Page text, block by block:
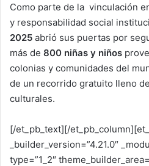
Como parte de la vinculación
y responsabilidad social
2025 abrió sus puertas por
más de 800 niñas y niños
colonias y comunidades del
de un recorrido gratuito lleno
culturales.
[/et_pb_text][/
_builder_version=”4.21.0″
type=”1_2″